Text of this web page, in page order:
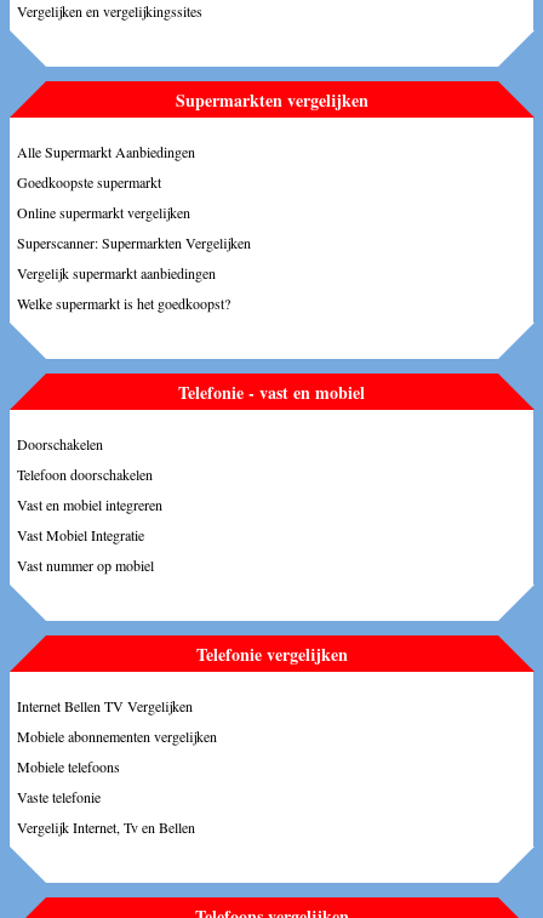
Vergelijken en vergelijkingssites
Supermarkten vergelijken
Alle Supermarkt Aanbiedingen
Goedkoopste supermarkt
Online supermarkt vergelijken
Superscanner: Supermarkten Vergelijken
Vergelijk supermarkt aanbiedingen
Welke supermarkt is het goedkoopst?
Telefonie - vast en mobiel
Doorschakelen
Telefoon doorschakelen
Vast en mobiel integreren
Vast Mobiel Integratie
Vast nummer op mobiel
Telefonie vergelijken
Internet Bellen TV Vergelijken
Mobiele abonnementen vergelijken
Mobiele telefoons
Vaste telefonie
Vergelijk Internet, Tv en Bellen